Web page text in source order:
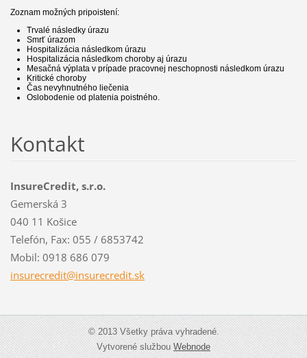
Zoznam možných pripoistení:
Trvalé následky úrazu
Smrť úrazom
Hospitalizácia následkom úrazu
Hospitalizácia následkom choroby aj úrazu
Mesačná výplata v prípade pracovnej neschopnosti následkom úrazu
Kritické choroby
Čas nevyhnutného liečenia
Oslobodenie od platenia poistného.
Kontakt
InsureCredit, s.r.o.
Gemerská 3
040 11 Košice
Telefón, Fax: 055 / 6853742
Mobil: 0918 686 079
insurecredit@insurecredit.sk
© 2013 Všetky práva vyhradené.
Vytvorené službouWebnode